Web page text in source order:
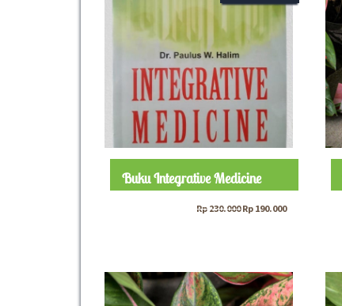
Buku Integrative Medicine
Rp 230.000Original
Rp 230.000.
Rp 190.000Current
Rp 190.000.